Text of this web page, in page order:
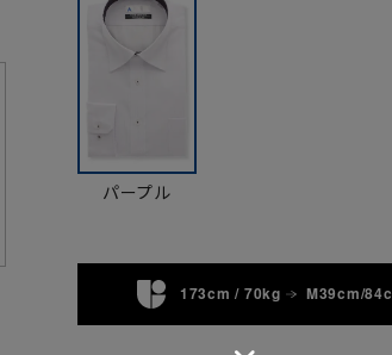
パープル
173cm / 70kg M39cm/